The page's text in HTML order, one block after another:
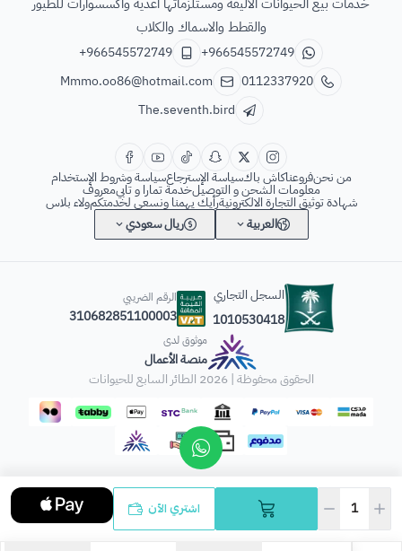
اشتري الآن
خدمات بيع الحيوانات الاليفة ومستلزماتها اغذية واكسسوارات للطيور
والقطط والاسماك والكلاب
+966545572749
+966545572749
0112337920
Mmmo.oo86@hotmail.com
The.seventh.bird
من نحنفروعناكاش باكسياسة الإسترجاعسياسة وشروط الإستخدام
معلومات الشحن و التوصيلخدمة تمارا و تابيمعروف
شهادة توثيق التجارة الالكترونيةرأيك يهمنا ونسعى لخدمتكمولاء بلاس
العربية
ريال سعودي
السجل التجاري
1010530418
الرقم الضريبي
310682851100003
موثوق لدى
منصة الأعمال
الحقوق محفوظة | 2026
الطائر السابع للحيوانات